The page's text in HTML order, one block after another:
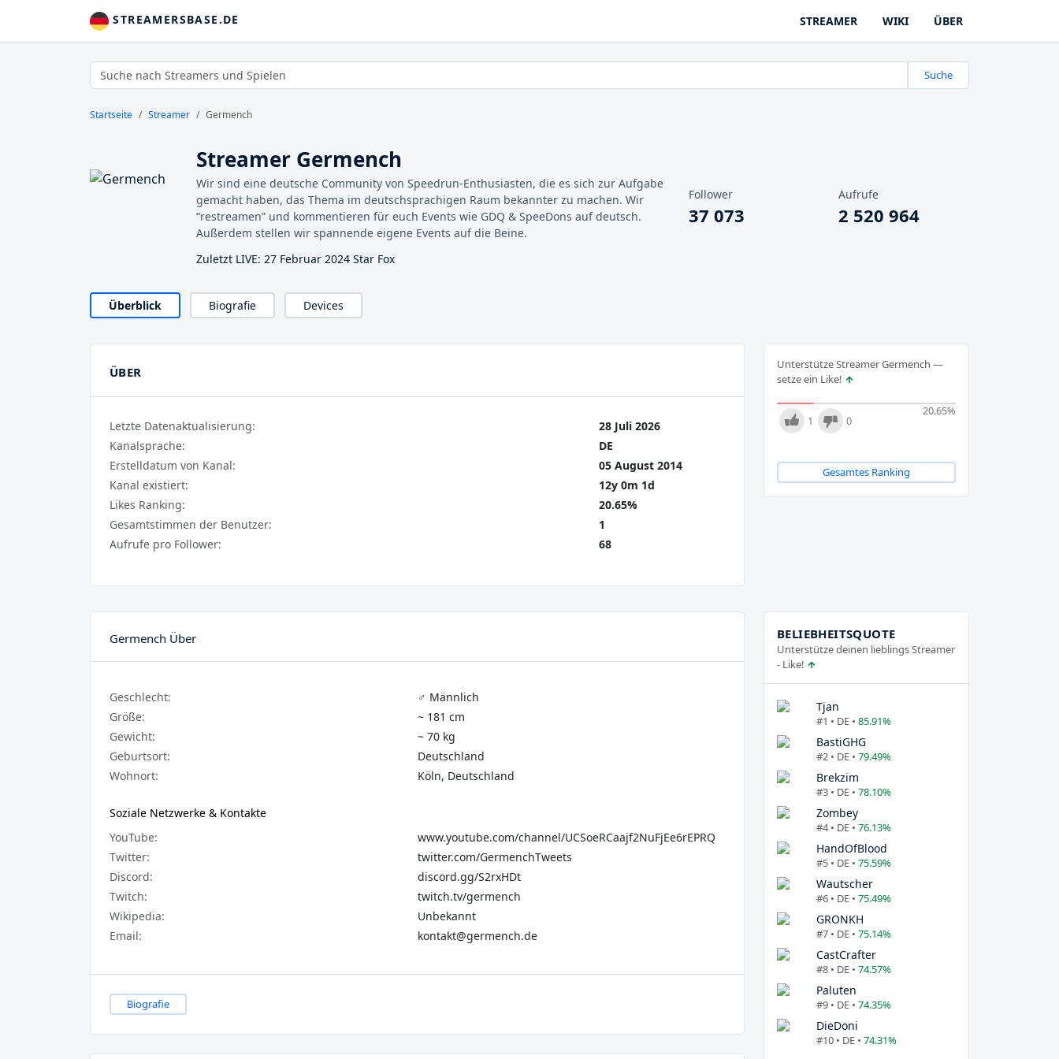
STREAMERSBASE.DE STREAMER WIKI ÜBER
Suche
Startseite Streamer Germench
Streamer Germench
Wir sind eine deutsche Community von Speedrun-Enthusiasten, die es sich zur Aufgabe
gemacht haben, das Thema im deutschsprachigen Raum bekannter zu machen. Wir
“restreamen” und kommentieren für euch Events wie GDQ & SpeeDons auf deutsch.
Außerdem stellen wir spannende eigene Events auf die Beine.
Zuletzt LIVE: 27 Februar 2024 Star Fox
Follower
37 073
Aufrufe
2 520 964
Überblick Biografie Devices
Unterstütze Streamer Germench —
setze ein Like!
20.65%
1 0
Gesamtes Ranking
ÜBER
Letzte Datenaktualisierung:
28 Juli 2026
Kanalsprache:
DE
Erstelldatum von Kanal:
05 August 2014
Kanal existiert:
12y 0m 1d
Likes Ranking:
20.65%
Gesamtstimmen der Benutzer:
1
Aufrufe pro Follower:
68
Germench Über
Geschlecht:
♂️ Männlich
Größe:
~ 181 cm
Gewicht:
~ 70 kg
Geburtsort:
Deutschland
Wohnort:
Köln, Deutschland
Soziale Netzwerke & Kontakte
YouTube:
www.youtube.com/channel/UCSoeRCaajf2NuFjEe6rEPRQ
Twitter:
twitter.com/GermenchTweets
Discord:
discord.gg/S2rxHDt
Twitch:
twitch.tv/germench
Wikipedia:
Unbekannt
Email:
kontakt@germench.de
Biografie
BELIEBHEITSQUOTE
Unterstütze deinen lieblings Streamer
- Like!
Tjan
#1 • DE • 85.91%
BastiGHG
#2 • DE • 79.49%
Brekzim
#3 • DE • 78.10%
Zombey
#4 • DE • 76.13%
HandOfBlood
#5 • DE • 75.59%
Wautscher
#6 • DE • 75.49%
GRONKH
#7 • DE • 75.14%
CastCrafter
#8 • DE • 74.57%
Paluten
#9 • DE • 74.35%
DieDoni
#10 • DE • 74.31%